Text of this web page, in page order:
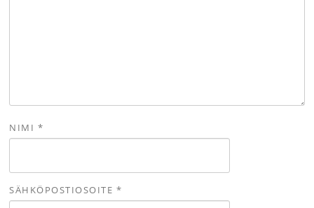
NIMI *
SÄHKÖPOSTIOSOITE *